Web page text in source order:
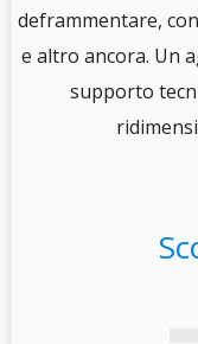
deframmentare,
e altro ancora. Un
supporto